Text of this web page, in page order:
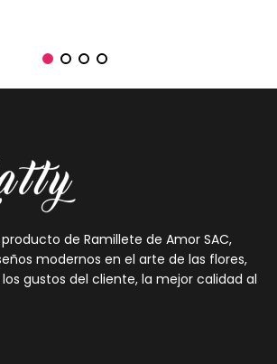
de Ramillete de Amor SAC,
modernos en el arte de las flores,
gustos del cliente, la mejor calidad al